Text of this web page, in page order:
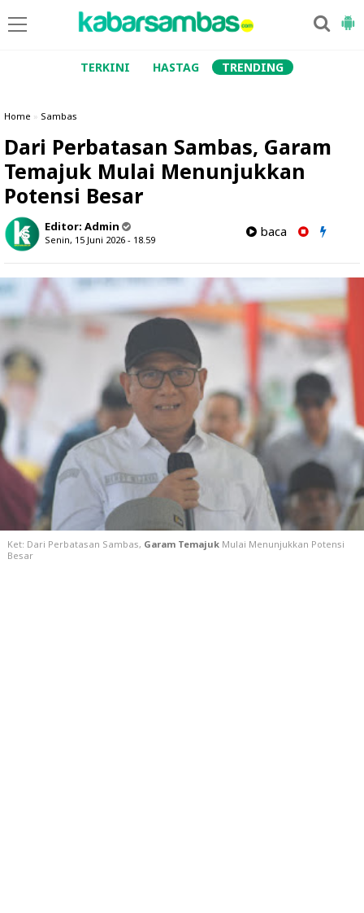
TERKINI HASTAG TRENDING
Home » Sambas
Dari Perbatasan Sambas, Garam
Temajuk Mulai Menunjukkan
Potensi Besar
Editor: Admin
Senin, 15 Juni 2026 - 18.59
baca
Ket: Dari Perbatasan Sambas, Garam Temajuk Mulai Menunjukkan Potensi
Besar